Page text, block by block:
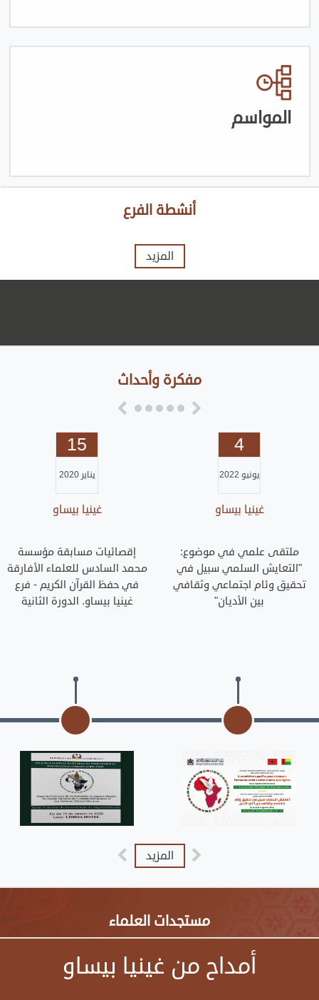
المواسم
أنشطة الفرع
المزيد
مفكرة وأحداث
4
يونيو 2022
غينيا بيساو
ملتقى علمي في موضوع:
"التعايش السلمي سبيل في
تحقيق وئام اجتماعي وثقافي
بين الأديان"
15
يناير 2020
غينيا بيساو
إقصائيات مسابقة مؤسسة
محمد السادس للعلماء الأفارقة
في حفظ القرآن الكريم - فرع
غينيا بيساو. الدورة الثانية
المزيد
مستجدات العلماء
أمداح من غينيا بيساو